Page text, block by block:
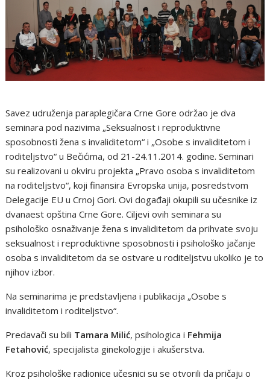
Savez udruženja paraplegičara Crne Gore održao je dva
seminara pod nazivima „Seksualnost i reproduktivne
sposobnosti žena s invaliditetom“ i „Osobe s invaliditetom i
roditeljstvo“ u Bečićima, od 21-24.11.2014. godine. Seminari
su realizovani u okviru projekta „Pravo osoba s invaliditetom
na roditeljstvo“, koji finansira Evropska unija, posredstvom
Delegacije EU u Crnoj Gori. Ovi događaji okupili su učesnike iz
dvanaest opština Crne Gore. Ciljevi ovih seminara su
psihološko osnaživanje žena s invaliditetom da prihvate svoju
seksualnost i reproduktivne sposobnosti i psihološko jačanje
osoba s invaliditetom da se ostvare u roditeljstvu ukoliko je to
njihov izbor.
Na seminarima je predstavljena i publikacija „Osobe s
invaliditetom i roditeljstvo“.
Predavači su bili Tamara Milić, psihologica i Fehmija
Fetahović, specijalista ginekologije i akušerstva.
Kroz psihološke radionice učesnici su se otvorili da pričaju o